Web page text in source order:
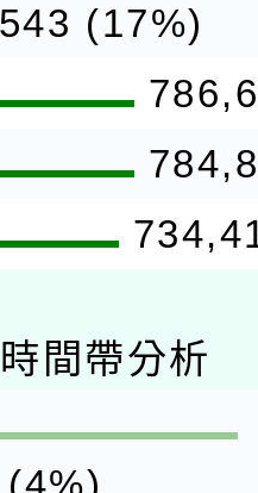
(17%)
時間帶分析